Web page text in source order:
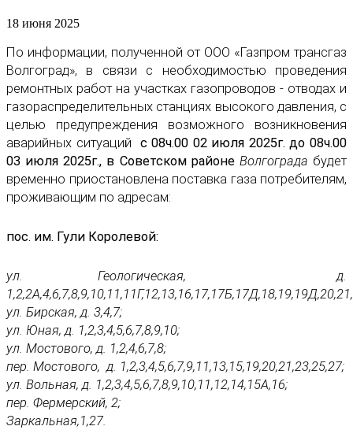
18 июня 2025
По информации, полученной от ООО «Газпром трансгаз
Волгоград», в связи с необходимостью проведения
ремонтных работ на участках газопроводов - отводах и
газораспределительных станциях высокого давления, с
целью предупреждения возможного возникновения
аварийных ситуаций с 08ч.00 02 июля 2025г. до 08ч.00
03 июля 2025г., в Советском районе Волгограда будет
временно приостановлена поставка газа потребителям,
проживающим по адресам:
пос. им. Гули Королевой:
ул. Геологическая, д.
ул. Бирская, д. 3,4,7;
ул. Юная, д. 1,2,3,4,5,6,7,8,9,10;
ул. Мостового, д. 1,2,4,6,7,8;
пер. Мостового, д. 1,2,3,4,5,6,7,9,11,13,15,19,20,21,23,25,27;
ул. Вольная, д. 1,2,3,4,5,6,7,8,9,10,11,12,14,15А,16;
пер. Фермерский, 2;
Заркальная,1,27.